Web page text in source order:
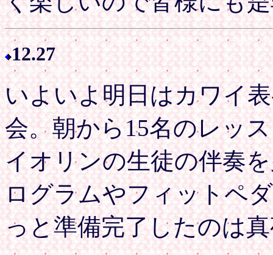
12.27
いよいよ明日はカワイ
会。朝から15名のレッ
イオリンの生徒の伴奏
ログラムやフィットペ
っと準備完了したのは